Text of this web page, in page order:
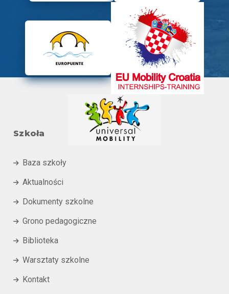
Szkoła
 Baza szkoły
 Aktualności
 Dokumenty szkolne
 Grono pedagogiczne
 Biblioteka
 Warsztaty szkolne
 Kontakt